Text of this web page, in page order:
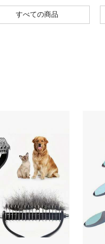
すべての商品